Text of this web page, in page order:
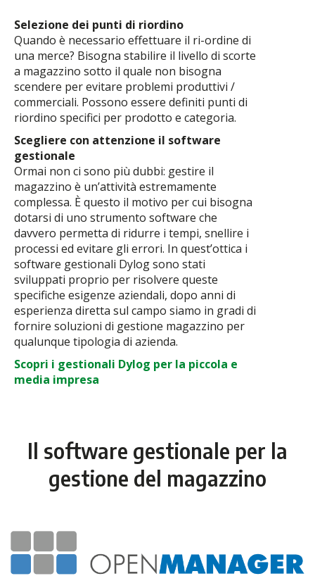
Selezione dei punti di riordino
Quando è necessario effettuare il ri-ordine di
una merce? Bisogna stabilire il livello di scorte
a magazzino sotto il quale non bisogna
scendere per evitare problemi produttivi /
commerciali. Possono essere definiti punti di
riordino specifici per prodotto e categoria.
Scegliere con attenzione il software
gestionale
Ormai non ci sono più dubbi: gestire il
magazzino è un’attività estremamente
complessa. È questo il motivo per cui bisogna
dotarsi di uno strumento software che
davvero permetta di ridurre i tempi, snellire i
processi ed evitare gli errori. In quest’ottica i
software gestionali Dylog sono stati
sviluppati proprio per risolvere queste
specifiche esigenze aziendali, dopo anni di
esperienza diretta sul campo siamo in gradi di
fornire soluzioni di gestione magazzino per
qualunque tipologia di azienda.
Scopri i gestionali Dylog per la piccola e
media impresa
Il software gestionale per la
gestione del magazzino